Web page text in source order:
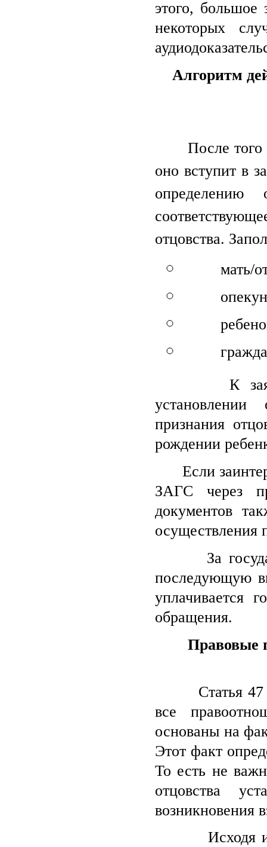
этого, большое
некоторых
Алгоритм
После того
оно вступит в
отцовства.
мать/
опекун
ребенок,
К
признания
рождении
Если
ЗАГС через
документов
осуществления
За
последующую
уплачивается
обращения.
Правовые
Статья 47
все
основаны на
Этот факт
То есть не
отцовства
возникновения
Исходя из